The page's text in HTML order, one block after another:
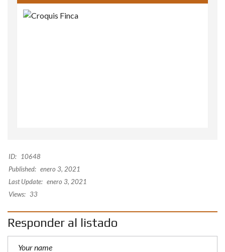
ID:
10648
Published: enero 3, 2021
Last Update: enero 3, 2021
Views: 33
Responder al listado